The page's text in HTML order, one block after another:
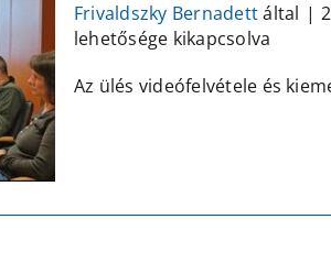
Frivaldszky Bernadettáltal |
lehetősége kikapcsolva
Az ülés videófelvétele és